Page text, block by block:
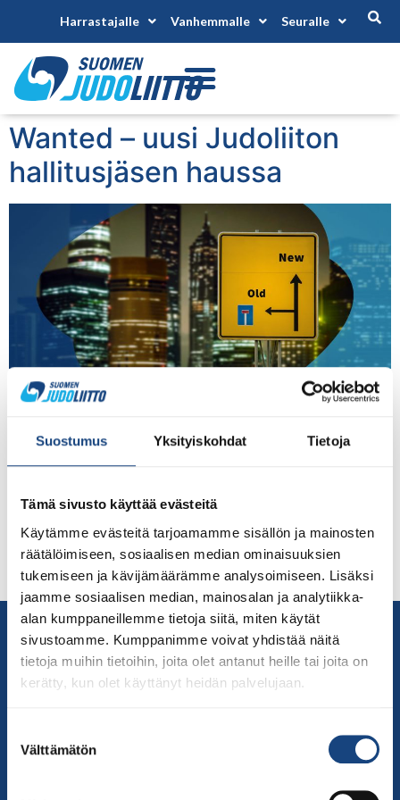
Suostumus Yksityiskohdat Tietoja
Tämä sivusto käyttää evästeitä
Käytämme evästeitä tarjoamamme sisällön ja mainosten
räätälöimiseen, sosiaalisen median ominaisuuksien
tukemiseen ja kävijämäärämme analysoimiseen. Lisäksi
jaamme sosiaalisen median, mainosalan ja analytiikka-
alan kumppaneillemme tietoja siitä, miten käytät
sivustoamme. Kumppanimme voivat yhdistää näitä
tietoja muihin tietoihin, joita olet antanut heille tai joita on
kerätty, kun olet käyttänyt heidän palvelujaan.
valinta
Välttämätön
Harrastajalle Vanhemmalle Seuralle
Wanted – uusi Judoliiton
hallitusjäsen haussa
WANTED! Tarmokas hallitusehdokas, jonka sydän sykkii
judolle. Henkilö, jolla on halu tulla mukaan nostamaan
syyskokous valitsee 20.11.2021 pidettävässä
vuosikokouksessa uusia hallitusjäseniä eurovuoroisten
etsimämme henkilö? Olet, mikäli olet valmis
palvelemaan Suomen judoyhteisöä eli Judoliiton
jäsenseuroja ja tunnistat itsesi seuraavista
ominaisuuksista: Työtä pelkäämätön ja […]
Yhteystiedot
Suomen Judoliitto
Olympiastadion